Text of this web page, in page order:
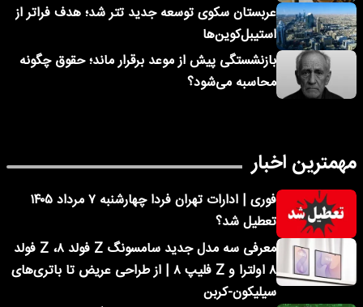
عربستان سکوی توسعه جدید تتر شد؛ هدف فراتر از
استیبل‌کوین‌ها
بازنشستگی پیش از موعد برقرار ماند؛ حقوق چگونه
محاسبه می‌شود؟
مهمترین اخبار
فوری | ادارات تهران فردا چهارشنبه ۷ مرداد ۱۴۰۵
تعطیل شد؟
معرفی سه مدل جدید سامسونگ Z فولد ۸، Z فولد
۸ اولترا و Z فلیپ ۸ | از طراحی عریض تا باتری‌های
سیلیکون-کربن